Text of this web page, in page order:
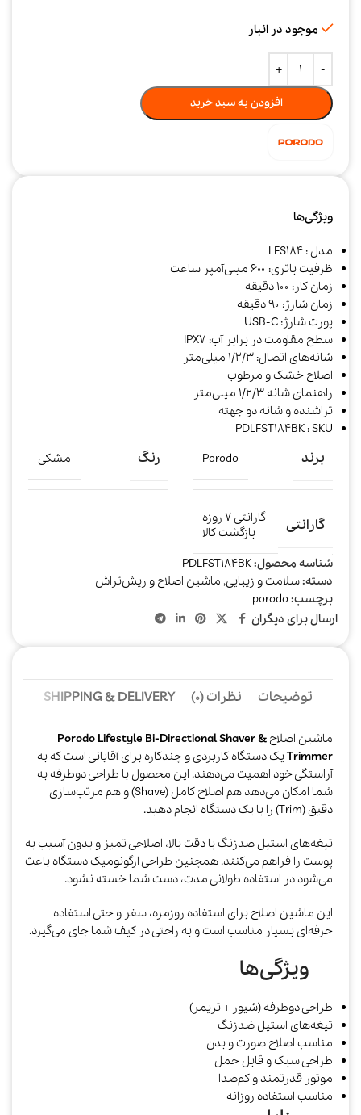
موجود در انبار
افزودن به سبد خرید
ویژگی‌ها
مدل : LFS184
ظرفیت باتری: ۶۰۰ میلی‌آمپر ساعت
زمان کار: ۱۰۰ دقیقه
زمان شارژ: ۹۰ دقیقه
پورت شارژ: USB-C
سطح مقاومت در برابر آب: IPX7
شانه‌های اتصال: ۱/۲/۳ میلی‌متر
اصلاح خشک و مرطوب
راهنمای شانه ۱/۲/۳ میلی‌متر
تراشنده و شانه دو جهته
PDLFST184BK : SKU
برند Porodo رنگ مشکی
گارانتی
گارانتی ۷ روزه
بازگشت کالا
شناسه محصول:PDLFST184BK
دسته:سلامت و زیبایی, ماشین اصلاح و ریش‌تراش
برچسب:porodo
ارسال برای دیگران
توضیحات نظرات (0) SHIPPING & DELIVERY
ماشین اصلاح Porodo Lifestyle Bi-Directional Shaver &
Trimmerیک دستگاه کاربردی و چندکاره برای آقایانی است که به
آراستگی خود اهمیت می‌دهند. این محصول با طراحی دوطرفه به
شما امکان می‌دهد هم اصلاح کامل (Shave) و هم مرتب‌سازی
دقیق (Trim) را با یک دستگاه انجام دهید.
تیغه‌های استیل ضدزنگ با دقت بالا، اصلاحی تمیز و بدون آسیب به
پوست را فراهم می‌کنند. همچنین طراحی ارگونومیک دستگاه باعث
می‌شود در استفاده طولانی مدت، دست شما خسته نشود.
این ماشین اصلاح برای استفاده روزمره، سفر و حتی استفاده
حرفه‌ای بسیار مناسب است و به راحتی در کیف شما جای می‌گیرد.
ویژگی‌ها
طراحی دوطرفه (شیور + تریمر)
تیغه‌های استیل ضدزنگ
مناسب اصلاح صورت و بدن
طراحی سبک و قابل حمل
موتور قدرتمند و کم‌صدا
مناسب استفاده روزانه